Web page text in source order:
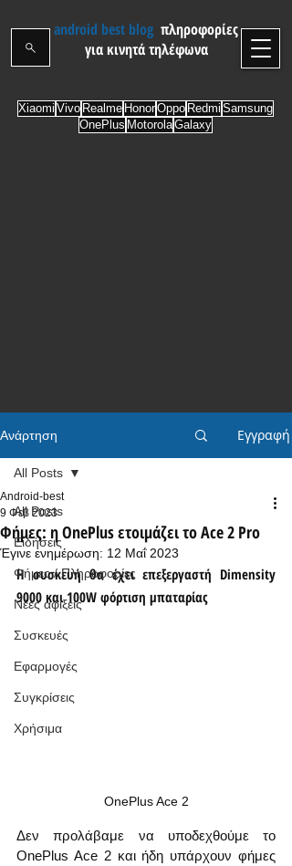
android best blog πληροφορίες
για κινητά τηλέφωνα
Xiaomi Vivo Realme HonorOppo Redmi Samsung
OnePlus MotorolaGalaxy
Ανάρτηση Εγγραφή
All Posts
Ειδήσεις
Φήμες / Πληροφορίες
Νέες αφίξεις
Συσκευές
Εφαρμογές
Συγκρίσεις
Χρήσιμα
All Posts
Φήμες: η OnePlus ετοιμάζει το Ace 2 Pro
Android-best
9 Φεβ 2023
Έγινε ενημέρωση: 12 Μαΐ 2023
Η συσκευή θα έχει επεξεργαστή Dimensity
9000 και 100W φόρτιση μπαταρίας
OnePlus Ace 2
Δεν προλάβαμε να υποδεχθούμε το
OnePlus Ace 2 και ήδη υπάρχουν φήμες